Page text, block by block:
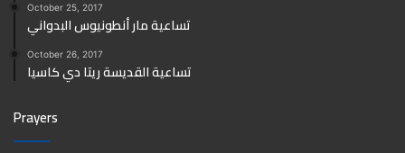
October 25, 2017
تساعية مار أنطونيوس البدواني
October 26, 2017
تساعية القديسة ريتا دي كاسيا
Prayers